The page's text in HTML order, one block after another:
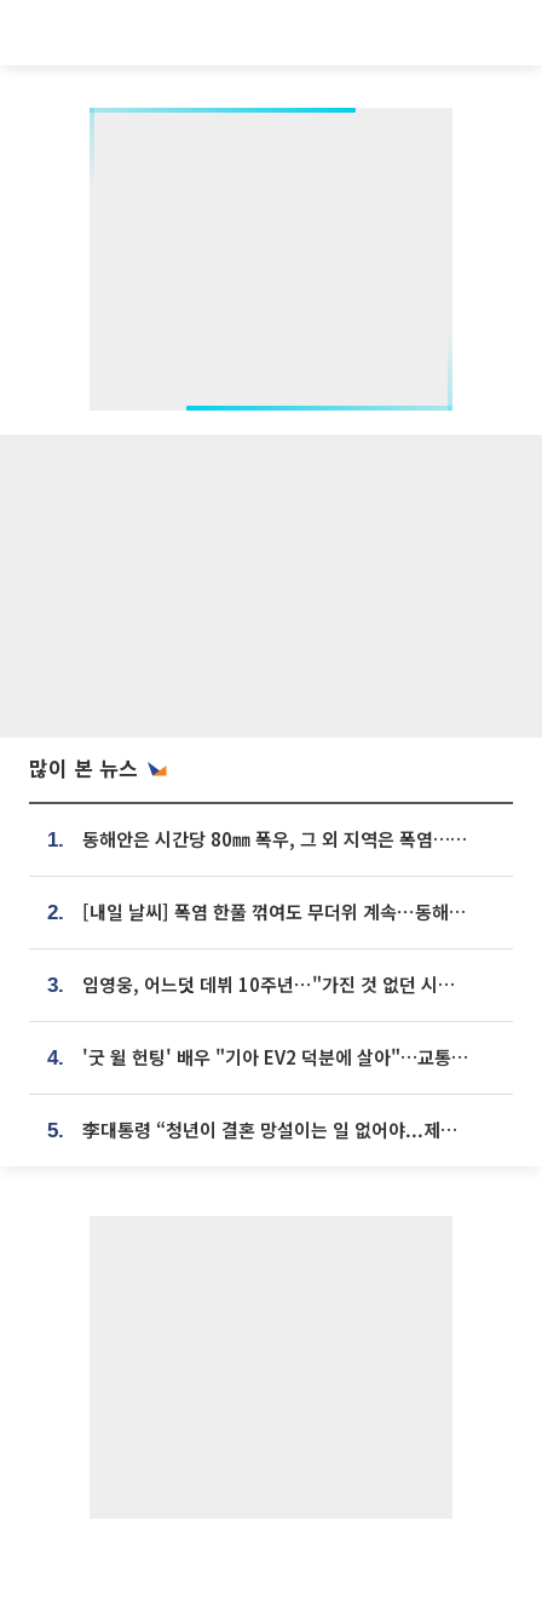
많이 본 뉴스
1. 동해안은 시간당 80㎜ 폭우, 그 외 지역은 폭염…‘극과 극 날씨’
2. [내일 날씨] 폭염 한풀 꺾여도 무더위 계속⋯동해안 이틀 연속 비
3. 임영웅, 어느덧 데뷔 10주년⋯"가진 것 없던 시절, 내 앞엔 20명의 팬뿐"
4. '굿 윌 헌팅' 배우 "기아 EV2 덕분에 살아"…교통사고 후 안전성 극찬
5. 李대통령 “청년이 결혼 망설이는 일 없어야...제도상 불이익 조사”